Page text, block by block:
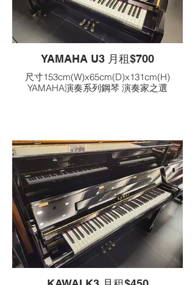
YAMAHA U3 月租$700
尺寸153cm(W)x65cm(D)x131cm(H)
YAMAHA演奏系列鋼琴 演奏家之選